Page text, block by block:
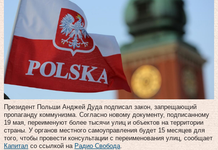
Президент Польши Анджей Дуда подписал закон, запрещающий
пропаганду коммунизма. Согласно новому документу, подписанному
19 мая, переименуют более тысячи улиц и объектов на территории
страны. У органов местного самоуправления будет 15 месяцев для
того, чтобы провести консультации с переименования улиц, сообщает
Капитал со ссылкой на Радио Свобода